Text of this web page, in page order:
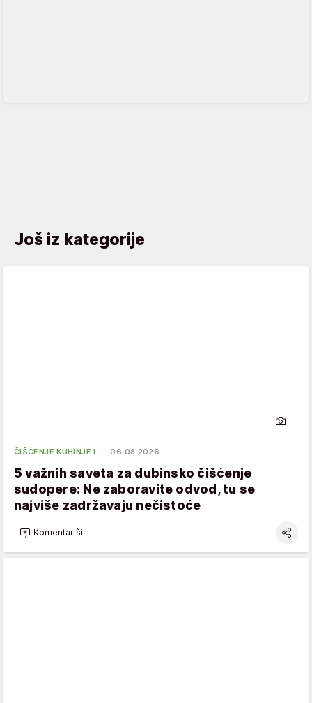
Još iz kategorije
ČIŠĆENJE KUHINJE I … 06.08.2026.
5 važnih saveta za dubinsko čišćenje
sudopere: Ne zaboravite odvod, tu se
najviše zadržavaju nečistoće
Komentariši